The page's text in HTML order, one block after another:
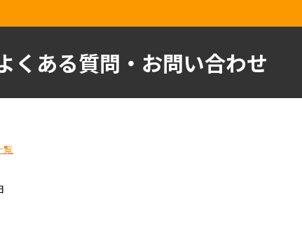
くある質問・お問い合わせ
覧